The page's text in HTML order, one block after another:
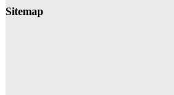
Sitemap